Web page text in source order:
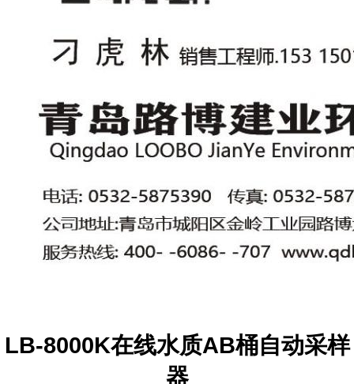
LB-8000K在线水质AB桶自动采样
器